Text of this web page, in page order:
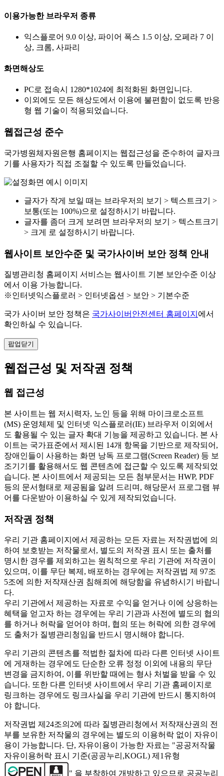
이용가능한 브라우저 종류
익스플로어 9.0 이상, 파이어 폭스 1.5 이상, 오페라 7 이
상, 크롬, 사파리
화면해상도
PC로 접속시 1280*1024에 최적화된 화면입니다.
이외에도 모든 해상도에서 이용에 불편함이 없도록 반응
형 웹 기술이 적용되었습니다.
웹접근성 준수
국가병원체자원은행 홈페이지는 웹접근성을 준수하여 글자크
기를 사용자가 직접 조절할 수 있도록 만들었습니다.
글자가 작게 보일 때는 브라우저의 보기 > 텍스트크기 >
보통(또는 100%)으로 설정하시기 바랍니다.
글자를 좀더 크게 보려면 브라우저의 보기 > 텍스트크기
> 크게 로 설정하시기 바랍니다.
웹사이트 보안수준 및 국가사이버 보안 정책 안내
질병관리청 홈페이지 서비스는 웹사이트 기본 보안수준 이상
에서 이용 가능합니다.
※인터넷익스플로러 > 인터넷옵션 > 보안 > 기본수준
국가 사이버 보안 정책은 국가사이버안전센터 홈페이지 에서
확인하실 수 있습니다.
팝업닫기
웹접근성 및 저작권 정책
웹 접근성
본 사이트는 웹 저시력자, 노인 등을 위해 마이크로소프트
(MS) 운영체제 및 인터넷 익스플로러(IE) 브라우저 이외에서
도 활용될 수 있는 글자 확대 기능을 제공하고 있습니다. 본 사
이트는 국가표준에서 제시된 14개 항목을 기반으로 제작되어,
장애인들이 사용하는 화면 낭독 프로그램(Screen Reader) 등 보
조기기를 활용해서도 웹 콘텐츠에 접근할 수 있도록 제작되었
습니다. 본 사이트에서 제공되는 모든 첨부문서는 HWP, PDF
등의 문서형태로 제공됨을 알려 드리며, 해당문서 프로그램 뷰
어를 다운받아 이용하실 수 있게 제작되었습니다.
저작권 정책
우리 기관 홈페이지에서 제공하는 모든 자료는 저작권법에 의
하여 보호받는 저작물로서, 별도의 저작권 표시 또는 출처를
명시한 경우를 제외하고는 원칙적으로 우리 기관에 저작권이
있으며, 이를 무단 복제, 배포하는 경우에는 저작권법 제 97조
5조에 의한 저작재산권 침해죄에 해당함을 유념하시기 바랍니
다.
우리 기관에서 제공하는 자료로 수익을 얻거나 이에 상응하는
혜택을 얻고자 하는 경우에는 우리 기관과 사전에 별도의 협의
를 하거나 허락을 얻어야 하며, 협의 또는 허락에 의한 경우에
도 출처가 질병관리청임을 반드시 명시해야 합니다.
우리 기관의 콘텐츠를 적법한 절차에 따라 다른 인터넷 사이트
에 게재하는 경우에도 단순한 오류 정정 이외에 내용의 무단
변경을 금지하여, 이를 위반할 때에는 형사 처벌을 받을 수 있
습니다. 또한 다른 인터넷 사이트에서 우리 기관 홈페이지로
링크하는 경우에도 링크사실을 우리 기관에 반드시 통지하여
야 합니다.
저작권법 제24조의2에 따라 질병관리청에서 저작재산권의 전
부를 보유한 저작물의 경우에는 별도의 이용허락 없이 자유이
용이 가능합니다. 단, 자유이용이 가능한 자료는 "공공저작물
자유이용허락 표시 기준(공공누리,KOGL) 제1유형
" 을 부착하여 개방하고 있으므로 공공누리